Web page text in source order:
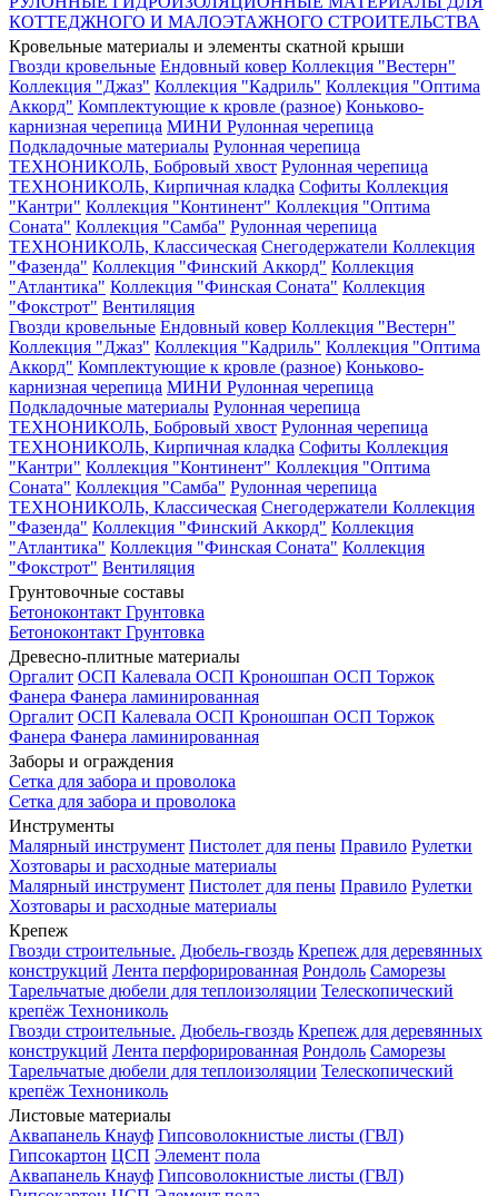
КОТТЕДЖНОГО И МАЛОЭТАЖНОГО СТРОИТЕЛЬСТВА
Кровельные материалы и элементы скатной крыши
Гвозди кровельные Ендовный ковер Коллекция "Вестерн"
Коллекция "Джаз" Коллекция "Кадриль" Коллекция "Оптима
Аккорд" Комплектующие к кровле (разное) Коньково-
карнизная черепица МИНИ Рулонная черепица
Подкладочные материалы Рулонная черепица
ТЕХНОНИКОЛЬ, Бобровый хвост Рулонная черепица
ТЕХНОНИКОЛЬ, Кирпичная кладка Софиты Коллекция
"Кантри" Коллекция "Континент" Коллекция "Оптима
Соната" Коллекция "Самба" Рулонная черепица
ТЕХНОНИКОЛЬ, Классическая Снегодержатели Коллекция
"Фазенда" Коллекция "Финский Аккорд" Коллекция
"Атлантика" Коллекция "Финская Соната" Коллекция
"Фокстрот" Вентиляция
Гвозди кровельные Ендовный ковер Коллекция "Вестерн"
Коллекция "Джаз" Коллекция "Кадриль" Коллекция "Оптима
Аккорд" Комплектующие к кровле (разное) Коньково-
карнизная черепица МИНИ Рулонная черепица
Подкладочные материалы Рулонная черепица
ТЕХНОНИКОЛЬ, Бобровый хвост Рулонная черепица
ТЕХНОНИКОЛЬ, Кирпичная кладка Софиты Коллекция
"Кантри" Коллекция "Континент" Коллекция "Оптима
Соната" Коллекция "Самба" Рулонная черепица
ТЕХНОНИКОЛЬ, Классическая Снегодержатели Коллекция
"Фазенда" Коллекция "Финский Аккорд" Коллекция
"Атлантика" Коллекция "Финская Соната" Коллекция
"Фокстрот" Вентиляция
Грунтовочные составы
Бетоноконтакт Грунтовка
Бетоноконтакт Грунтовка
Древесно-плитные материалы
Оргалит ОСП Калевала ОСП Кроношпан ОСП Торжок
Фанера Фанера ламинированная
Оргалит ОСП Калевала ОСП Кроношпан ОСП Торжок
Фанера Фанера ламинированная
Заборы и ограждения
Сетка для забора и проволока
Сетка для забора и проволока
Инструменты
Малярный инструмент Пистолет для пены Правило Рулетки
Хозтовары и расходные материалы
Малярный инструмент Пистолет для пены Правило Рулетки
Хозтовары и расходные материалы
Крепеж
Гвозди строительные. Дюбель-гвоздь Крепеж для деревянных
конструкций Лента перфорированная Рондоль Саморезы
Тарельчатые дюбели для теплоизоляции Телескопический
крепёж Технониколь
Гвозди строительные. Дюбель-гвоздь Крепеж для деревянных
конструкций Лента перфорированная Рондоль Саморезы
Тарельчатые дюбели для теплоизоляции Телескопический
крепёж Технониколь
Листовые материалы
Аквапанель Кнауф Гипсоволокнистые листы (ГВЛ)
Гипсокартон ЦСП Элемент пола
Аквапанель Кнауф Гипсоволокнистые листы (ГВЛ)